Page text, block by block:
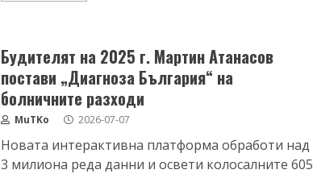
Будителят на 2025 г. Мартин Атанасов
постави „Диагноза България“ на
болничните разходи
MuTKo 2026-07-07
Новата интерактивна платформа обработи над
3 милиона реда данни и освети колосалните 605